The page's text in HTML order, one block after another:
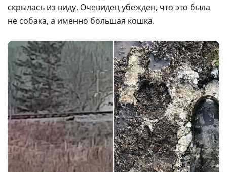
скрылась из виду. Очевидец убежден, что это была
не собака, а именно большая кошка.